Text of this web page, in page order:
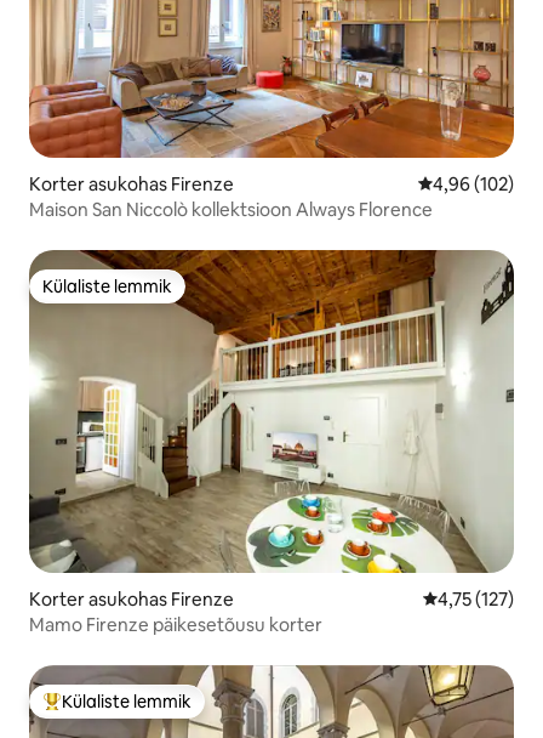
Korter asukohas Firenze Keskmine
4,96 (102)
Maison San Niccolò kollektsioon Always Florence
Külaliste lemmik
Külaliste lemmik
Korter asukohas Firenze Keskmine
4,75 (127)
Mamo Firenze päikesetõusu korter
Külaliste suur lemmik
Külaliste lemmik